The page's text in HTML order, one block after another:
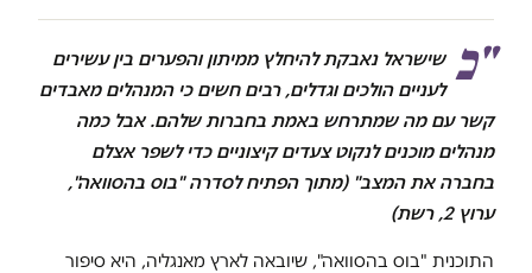
"כ שישראל נאבקת להיחלץ ממיתון והפערים בין עשירים
לעניים הולכים וגדלים, רבים חשים כי המנהלים מאבדים
קשר עם מה שמתרחש באמת בחברות שלהם. אבל כמה
מנהלים מוכנים לנקוט צעדים קיצוניים כדי לשפר אצלם
בחברה את המצב" (מתוך הפתיח לסדרה "בוס בהסוואה",
ערוץ 2, רשת)
התוכנית "בוס בהסוואה", שיובאה לארץ מאנגליה, היא סיפור